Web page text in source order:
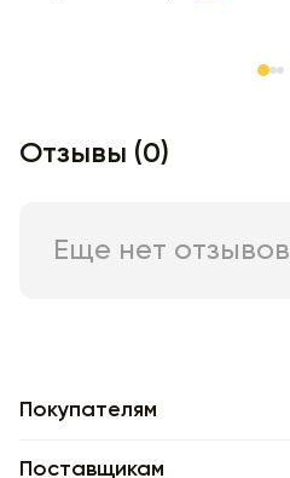
Отзывы (0)
Еще нет отзывов
Покупателям
Поставщикам